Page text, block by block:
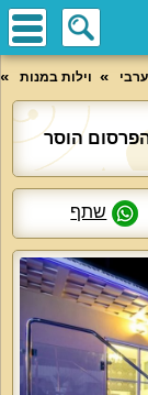
וילות במנות
הוסר
שתף